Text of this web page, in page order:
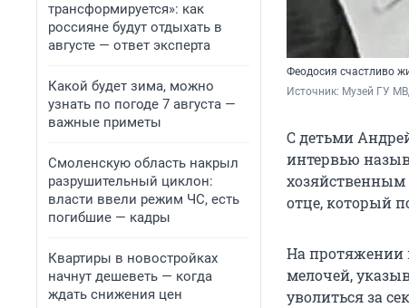
трансформируется»: как
россияне будут отдыхать в
августе — ответ эксперта
Какой будет зима, можно
узнать по погоде 7 августа —
важные приметы
Смоленскую область накрыл
разрушительный циклон:
власти ввели режим ЧС, есть
погибшие — кадры
Квартиры в новостройках
начнут дешеветь — когда
ждать снижения цен
Феодосия счастливо
Источник: Музей ГУ
С детьми
интервью
отце, который
На протяжении
мелочей,
уволиться за